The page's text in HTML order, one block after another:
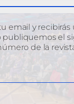
email y recibirás
publiquemos el
de la